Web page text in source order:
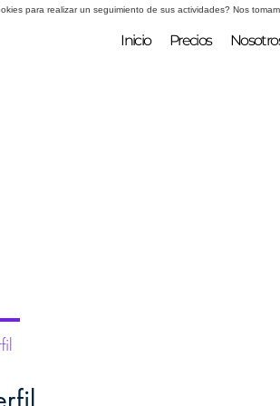
Inicio Precios
para realizar un seguimiento de sus actividades? Nos